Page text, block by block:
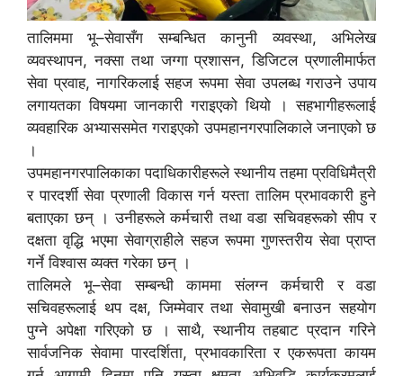
तालिममा भू–सेवासँग सम्बन्धित कानुनी व्यवस्था, अभिलेख
व्यवस्थापन, नक्सा तथा जग्गा प्रशासन, डिजिटल प्रणालीमार्फत
सेवा प्रवाह, नागरिकलाई सहज रूपमा सेवा उपलब्ध गराउने उपाय
लगायतका विषयमा जानकारी गराइएको थियो । सहभागीहरूलाई
व्यवहारिक अभ्याससमेत गराइएको उपमहानगरपालिकाले जनाएको छ
।
उपमहानगरपालिकाका पदाधिकारीहरूले स्थानीय तहमा प्रविधिमैत्री
र पारदर्शी सेवा प्रणाली विकास गर्न यस्ता तालिम प्रभावकारी हुने
बताएका छन् । उनीहरूले कर्मचारी तथा वडा सचिवहरूको सीप र
दक्षता वृद्धि भएमा सेवाग्राहीले सहज रूपमा गुणस्तरीय सेवा प्राप्त
गर्ने विश्वास व्यक्त गरेका छन् ।
तालिमले भू–सेवा सम्बन्धी काममा संलग्न कर्मचारी र वडा
सचिवहरूलाई थप दक्ष, जिम्मेवार तथा सेवामुखी बनाउन सहयोग
पुग्ने अपेक्षा गरिएको छ । साथै, स्थानीय तहबाट प्रदान गरिने
सार्वजनिक सेवामा पारदर्शिता, प्रभावकारिता र एकरूपता कायम